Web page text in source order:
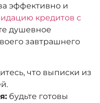
эффективно и
кредитов с
душевное
завтрашнего
что выписки из
будьте готовы